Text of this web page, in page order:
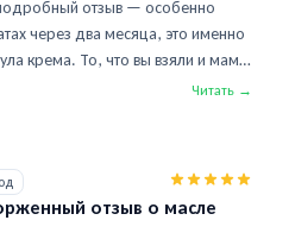
отзыв — особенно
через два месяца, это именно
крема. То, что вы взяли и маме
качества. Если захотите
Читать →
отзыв о масле